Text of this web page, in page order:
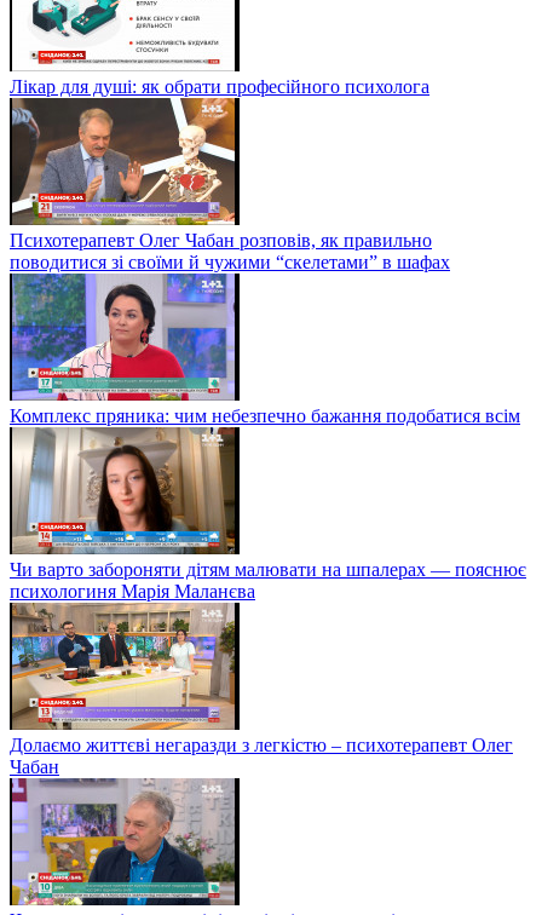
Лікар для душі: як обрати професійного психолога
Психотерапевт Олег Чабан розповів, як правильно
поводитися зі своїми й чужими “скелетами” в шафах
Комплекс пряника: чим небезпечно бажання подобатися всім
Чи варто забороняти дітям малювати на шпалерах — пояснює
психологиня Марія Маланєва
Долаємо життєві негаразди з легкістю – психотерапевт Олег
Чабан